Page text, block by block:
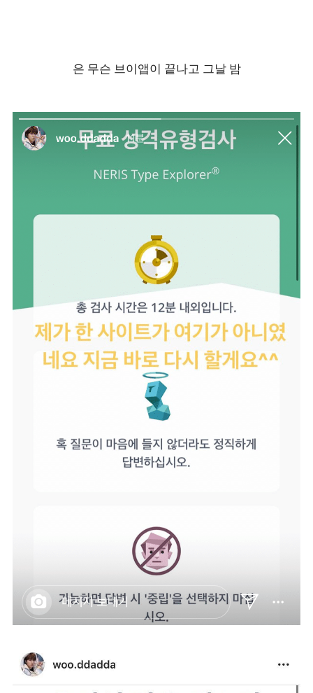
은 무슨 브이앱이 끝나고 그날 밤